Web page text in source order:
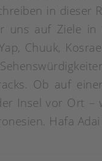
in dieser
uns auf Ziele
Chuuk,
Ob auf
Insel vor Ort
Hafa